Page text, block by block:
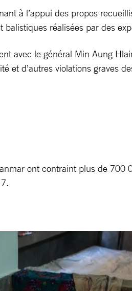
à l’appui des propos
balistiques réalisées par des
avec le général Min Aung
et d’autres violations graves
ont contraint plus de 700